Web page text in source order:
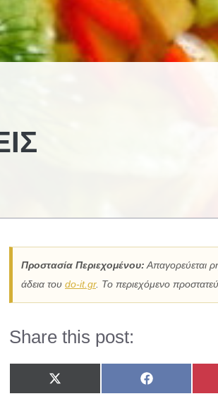
Προστασία Περιεχομένου: Απαγορεύεται
άδεια του do-it.gr. Το περιεχόμενο
Share this post:
Share
on
Share
on